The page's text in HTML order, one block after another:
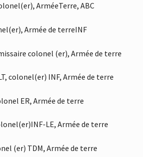
ArméeTerre, ABC
Armée de terreINF
colonel (er), Armée de terre
colonel(er) INF, Armée de terre
ER, Armée de terre
LE, Armée de terre
(er) TDM, Armée de terre